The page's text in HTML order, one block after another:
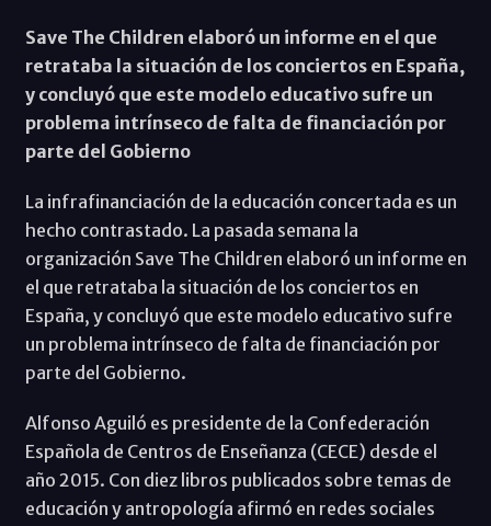
Save The Children elaboró un informe en el que
retrataba la situación de los conciertos en España,
y concluyó que este modelo educativo sufre un
problema intrínseco de falta de financiación por
parte del Gobierno
La infrafinanciación de la educación concertada es un
hecho contrastado. La pasada semana la
organización Save The Children elaboró un informe en
el que retrataba la situación de los conciertos en
España, y concluyó que este modelo educativo sufre
un problema intrínseco de falta de financiación por
parte del Gobierno.
Alfonso Aguiló es presidente de la Confederación
Española de Centros de Enseñanza (CECE) desde el
año 2015. Con diez libros publicados sobre temas de
educación y antropología afirmó en redes sociales